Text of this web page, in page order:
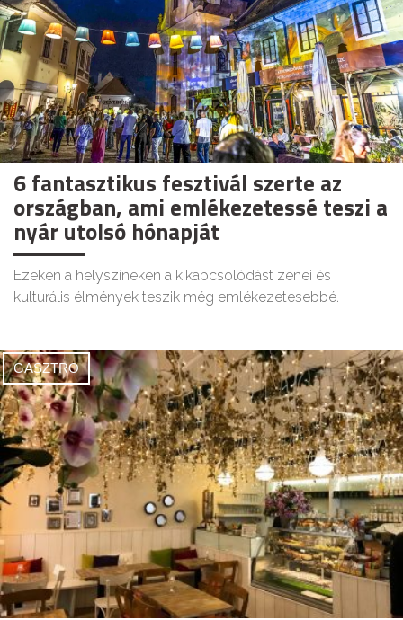
6 fantasztikus fesztivál szerte az
országban, ami emlékezetessé teszi a
nyár utolsó hónapját
Ezeken a helyszíneken a kikapcsolódást zenei és
kulturális élmények teszik még emlékezetesebbé.
GASZTRO